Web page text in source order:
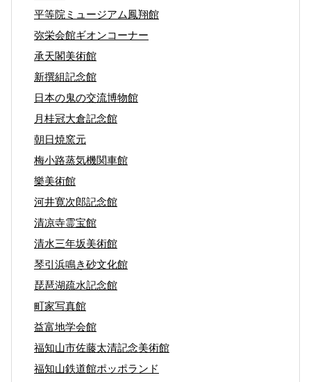
平等院ミュージアム鳳翔館
弥栄会館ギオンコーナー
承天閣美術館
新撰組記念館
日本の鬼の交流博物館
月桂冠大倉記念館
朝日焼窯元
梅小路蒸気機関車館
樂美術館
河井寛次郎記念館
清凉寺霊宝館
清水三年坂美術館
琴引浜鳴き砂文化館
琵琶湖疏水記念館
町家写真館
益富地学会館
福知山市佐藤太清記念美術館
福知山鉄道館ポッポランド